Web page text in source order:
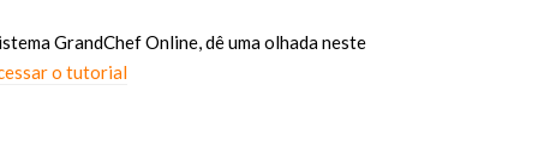
GrandChef Online, dê uma olhada neste
o tutorial